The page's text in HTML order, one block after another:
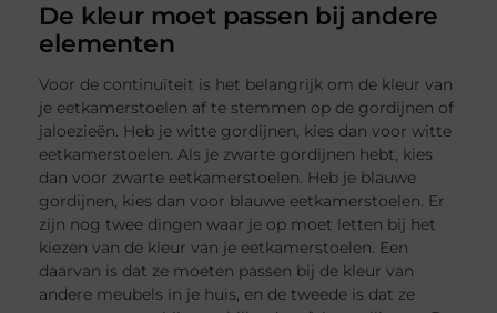
De kleur moet passen bij andere
elementen
Voor de continuïteit is het belangrijk om de kleur van
je eetkamerstoelen af ​​te stemmen op de gordijnen of
jaloezieën. Heb je witte gordijnen, kies dan voor witte
eetkamerstoelen. Als je zwarte gordijnen hebt, kies
dan voor zwarte eetkamerstoelen. Heb je blauwe
gordijnen, kies dan voor blauwe eetkamerstoelen. Er
zijn nog twee dingen waar je op moet letten bij het
kiezen van de kleur van je eetkamerstoelen. Een
daarvan is dat ze moeten passen bij de kleur van
andere meubels in je huis, en de tweede is dat ze